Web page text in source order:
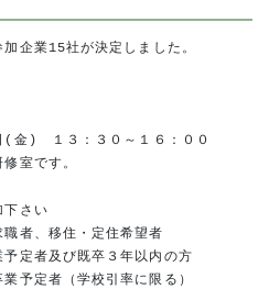
企業15社が決定しました。
(金)　１３：３０～１６：００
室です。
下さい
職者、移住・定住希望者
予定者及び既卒３年以内の方
予定者（学校引率に限る）